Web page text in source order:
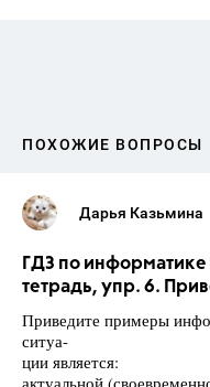
ПОХОЖИЕ ВОПРОСЫ
Дарья Казьмина
ГДЗ по информатике
тетрадь, упр. 6.
Приведите примеры
ситуа-
ции является:
актуальной